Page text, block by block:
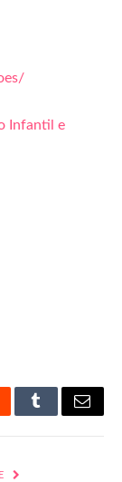
Infantil e
TumblrEmail